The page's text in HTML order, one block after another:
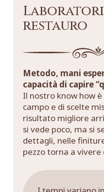
restauro
Metodo, mani
capacità di capire
Il nostro know how
campo e di scelte
risultato migliore
si vede poco, ma si
dettagli, nelle
pezzo torna a